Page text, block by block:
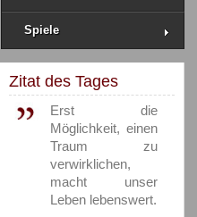
Spiele
Zitat des Tages
Erst die
Möglichkeit, einen
Traum zu
verwirklichen,
macht unser
Leben lebenswert.